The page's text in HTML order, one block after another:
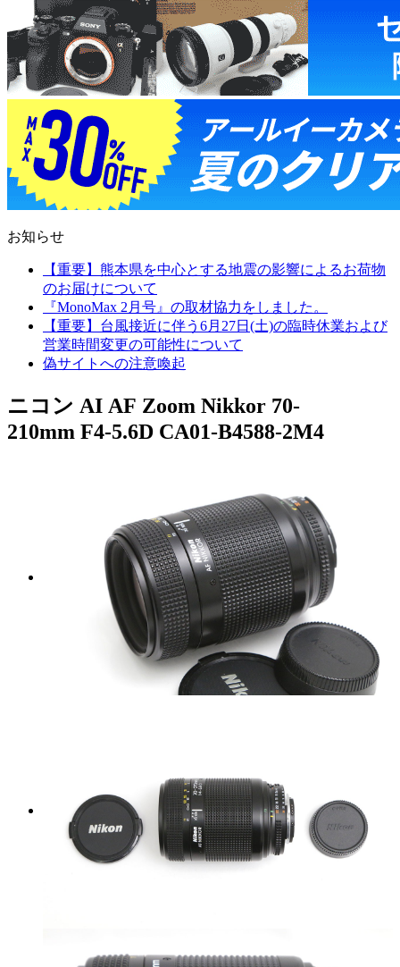
お知らせ
【重要】熊本県を中心とする地震の影響によるお荷物
のお届けについて
『MonoMax 2月号』の取材協力をしました。
【重要】台風接近に伴う6月27日(土)の臨時休業および
営業時間変更の可能性について
偽サイトへの注意喚起
ニコン AI AF Zoom Nikkor 70-
210mm F4-5.6D CA01-B4588-2M4